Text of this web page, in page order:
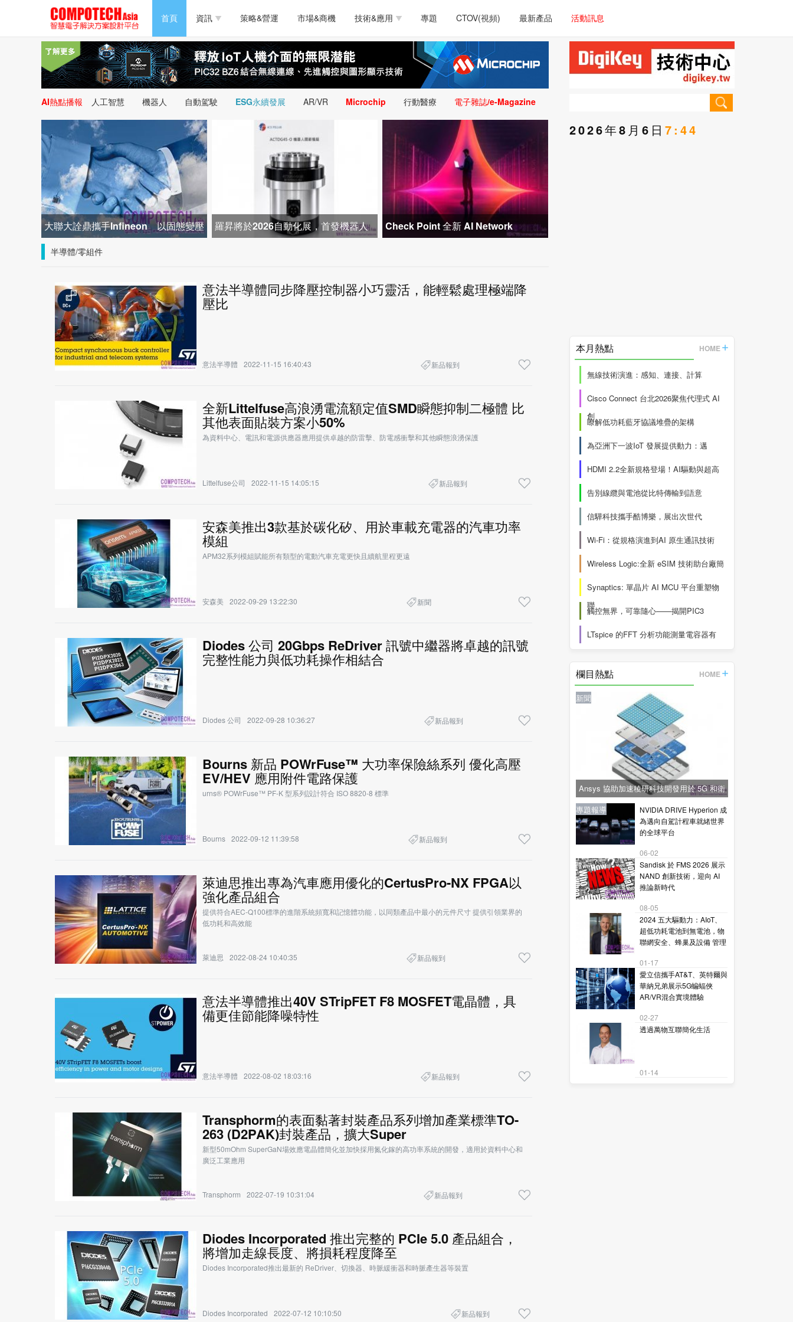
首頁 資訊
半導體/零組件 測試量測
PC/周邊 軟體/工具 醫療電子
新能源 人工智慧 安防監控
策略&營運 市場&商機 技術&應用
電源技術
醫療電子 通訊&網路
類比技術 LED/照明技術 微處理器/微控制器
感測技術 量測儀器
智慧型視覺影像/監
專題 CTOV(視頻) 最新產品 活動訊息
半導體/零組件 測試量測 通訊/網路
PC/周邊 軟體/工具 醫療電子
新能源 人工智慧 安防監控
智慧設計 汽車電子/車載系統
醫療電子 通訊&網路 介面技術
類比技術 LED/照明技術 微處理器/微控制器
嵌入技術 感測技術 量測儀器
AI熱點播報 人工智慧 機器人 自動駕駛 ESG永續發展 AR/VR Microchip 行動醫療 電子雜誌/e-Magazine
大聯大詮鼎攜手Infineon 以固態變壓
器打造高效配電新架構
羅昇將於2026自動化展，首發機器人
Check Point 全新 AI Network
半導體/零組件
意法半導體同步降壓控制器小巧靈活，能輕鬆處理極端降
壓比
意法半導體 2022-11-15 16:40:43 新品報到
全新Littelfuse高浪湧電流額定值SMD瞬態抑制二極體 比
其他表面貼裝方案小50%
為資料中心、電訊和電源供應器應用提供卓越的防雷擊、防電感衝擊和其他瞬態浪湧保護
Littelfuse公司 2022-11-15 14:05:15 新品報到
安森美推出3款基於碳化矽、用於車載充電器的汽車功率
模組
APM32系列模組賦能所有類型的電動汽車充電更快且續航里程更遠
安森美 2022-09-29 13:22:30 新聞
Diodes 公司 20Gbps ReDriver 訊號中繼器將卓越的訊號
完整性能力與低功耗操作相結合
Diodes 公司 2022-09-28 10:36:27 新品報到
Bourns 新品 POWrFuse™ 大功率保險絲系列 優化高壓
EV/HEV 應用附件電路保護
urns® POWrFuse™ PF-K 型系列設計符合 ISO 8820-8 標準
Bourns 2022-09-12 11:39:58 新品報到
萊迪思推出專為汽車應用優化的CertusPro-NX FPGA以
強化產品組合
提供符合AEC-Q100標準的進階系統頻寬和記憶體功能，以同類產品中最小的元件尺寸 提供引領業界的
低功耗和高效能
萊迪思 2022-08-24 10:40:35 新品報到
意法半導體推出40V STripFET F8 MOSFET電晶體，具
備更佳節能降噪特性
意法半導體 2022-08-02 18:03:16 新品報到
Transphorm的表面黏著封裝產品系列增加產業標準TO-
263 (D2PAK)封裝產品，擴大Super
新型50mOhm SuperGaN場效應電晶體簡化並加快採用氮化鎵的高功率系統的開發，適用於資料中心和
廣泛工業應用
Transphorm 2022-07-19 10:31:04 新品報到
Diodes Incorporated 推出完整的 PCIe 5.0 產品組合，
將增加走線長度、將損耗程度降至
Diodes Incorporated推出最新的 ReDriver、切換器、時脈緩衝器和時脈產生器等裝置
Diodes Incorporated 2022-07-12 10:10:50 新品報到
2026年8月6日 7:44
本月熱點 HOME
無線技術演進：感知、連接、計算
Cisco Connect 台北2026聚焦代理式 AI
創
瞭解低功耗藍牙協議堆疊的架構
為亞洲下一波IoT 發展提供動力：邁
HDMI 2.2全新規格登場！AI驅動與超高
告別線纜與電池從比特傳輸到語意
信驊科技攜手酷博樂，展出次世代
Wi-Fi：從規格演進到AI 原生通訊技術
Wireless Logic:全新 eSIM 技術助台廠簡
Synaptics: 單晶片 AI MCU 平台重塑物
聯
觸控無界，可靠隨心——揭開PIC3
LTspice 的FFT 分析功能測量電容器有
欄目熱點 HOME
新聞
Ansys 協助加速稜研科技開發用於 5G 和衛
星通訊的下一代毫米波技術
新聞
NVIDIA DRIVE Hyperion 成
為邁向自駕計程車就緒世界
的全球平台
06-02
新聞
Sandisk 於 FMS 2026 展示
NAND 創新技術，迎向 AI
推論新時代
08-05
專題報導
2024 五大驅動力：AIoT、
超低功耗電池到無電池，物
聯網安全、蜂巢及設備 管理
01-17
新聞
愛立信攜手AT&T、英特爾與
華納兄弟展示5G蝙蝠俠
AR/VR混合實境體驗
02-27
專題報導
透過萬物互聯簡化生活
01-14